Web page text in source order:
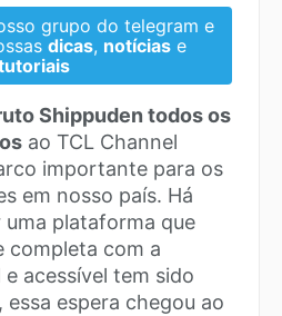
grupo do telegram e
dicas, notíciase
Shippuden todos os
ao TCL Channel
importante para os
em nosso país. Há
uma plataforma que
completa com a
acessível tem sido
espera chegou ao